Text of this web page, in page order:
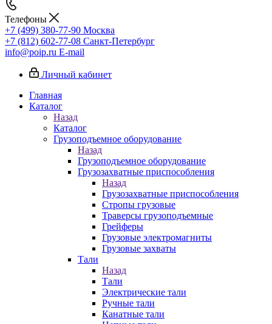
Телефоны
+7 (499) 380-77-90 Москва
+7 (812) 602-77-08 Санкт-Петербург
info@poip.ru E-mail
Личный кабинет
Главная
Каталог
Назад
Каталог
Грузоподъемное оборудование
Назад
Грузоподъемное оборудование
Грузозахватные приспособления
Назад
Грузозахватные приспособления
Стропы грузовые
Траверсы грузоподъемные
Грейферы
Грузовые электромагниты
Грузовые захваты
Тали
Назад
Тали
Электрические тали
Ручные тали
Канатные тали